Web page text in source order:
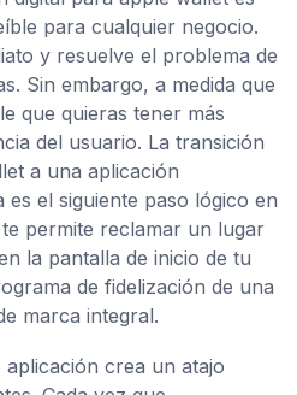
para cualquier negocio.
y resuelve el problema de
Sin embargo, a medida que
que quieras tener más
del usuario. La transición
a una aplicación
el siguiente paso lógico en
permite reclamar un lugar
la pantalla de inicio de tu
de fidelización de una
marca integral.
crea un atajo